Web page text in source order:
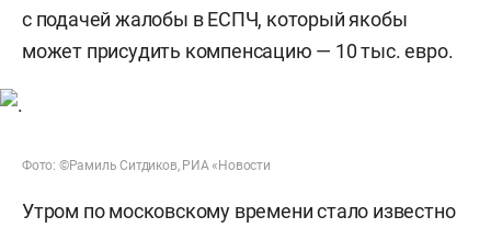
с подачей жалобы в ЕСПЧ, который якобы
может присудить компенсацию — 10 тыс. евро.
Фото: ©Рамиль Ситдиков, РИА «Новости
Утром по московскому времени стало известно